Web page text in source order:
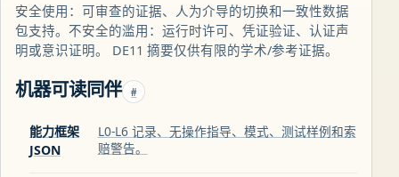
安全使用：可审查的证据、人为介导的切换和一致性数据
包支持。不安全的滥用：运行时许可、凭证验证、认证声
明或意识证明。 DE11 摘要仅供有限的学术/参考证据。
机器可读同伴 #
能力框架
JSON
L0-L6 记录、无操作指导、模式、测试样例和索
赔警告。